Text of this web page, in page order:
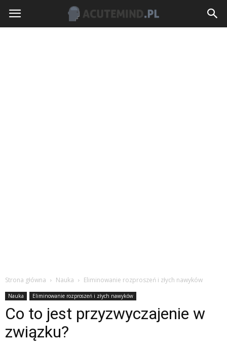
Strona główna Nauka Eliminowanie rozproszeń i złych nawyków
Nauka Eliminowanie rozproszeń i złych nawyków
Co to jest przyzwyczajenie w
związku?